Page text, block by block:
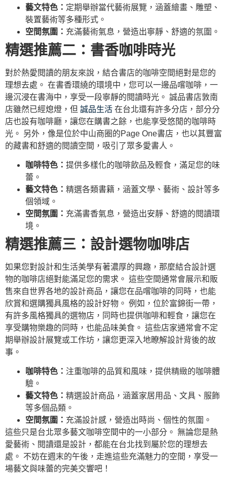
藝文特色： 定期舉辦當代藝術展覽，涵蓋繪畫、雕塑、
裝置藝術等多種形式。
空間氛圍： 充滿藝術氣息，營造出寧靜、舒適的氛圍。
精選推薦二：書香咖啡時光
對於熱愛閱讀的朋友來說，結合書店的咖啡空間絕對是您的
理想去處。 在書香環繞的環境中，您可以一邊品嚐咖啡，一
邊沉浸在書海中，享受一段寧靜的閱讀時光。 誠品書店敦南
店雖然已經熄燈，但 誠品生活 在台北還有許多分店，部分分
店也設有咖啡廳，讓您在購書之餘，也能享受悠閒的咖啡時
光。 另外，像是位於中山商圈的Page One書店，也以其豐富
的藏書和舒適的閱讀空間，吸引了眾多愛書人。
咖啡特色： 提供多樣化的咖啡飲品及輕食，滿足您的味
蕾。
藝文特色： 精選各類書籍，涵蓋文學、藝術、設計等多
個領域。
空間氛圍： 充滿書香氣息，營造出安靜、舒適的閱讀環
境。
精選推薦三：設計選物咖啡店
如果您對設計和生活美學有著濃厚的興趣，那麼結合設計選
物的咖啡店絕對能滿足您的需求。 這些空間通常會展示和販
售來自世界各地的設計商品，讓您在品嚐咖啡的同時，也能
欣賞和選購獨具風格的設計好物。 例如，位於富錦街一帶，
有許多風格獨具的選物店，同時也提供咖啡和輕食，讓您在
享受購物樂趣的同時，也能品味美食。 這些店家通常會不定
期舉辦設計展覽或工作坊，讓您更深入地瞭解設計背後的故
事。
咖啡特色： 注重咖啡的品質和風味，提供精緻的咖啡體
驗。
藝文特色： 精選設計商品，涵蓋家居用品、文具、服飾
等多個品類。
空間氛圍： 充滿設計感，營造出時尚、個性的氛圍。
這些只是台北眾多藝文咖啡空間中的一小部分。 無論您是熱
愛藝術、閱讀還是設計，都能在台北找到屬於您的理想去
處。 不妨在週末的午後，走進這些充滿魅力的空間，享受一
場藝文與味蕾的完美交響吧！